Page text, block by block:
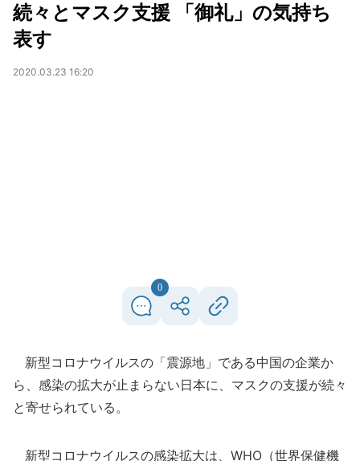
続々とマスク支援 「御礼」の気持ち
表す
2020.03.23 16:20
0
新型コロナウイルスの「震源地」である中国の企業か
ら、感染の拡大が止まらない日本に、マスクの支援が続々
と寄せられている。
新型コロナウイルスの感染拡大は、WHO（世界保健機